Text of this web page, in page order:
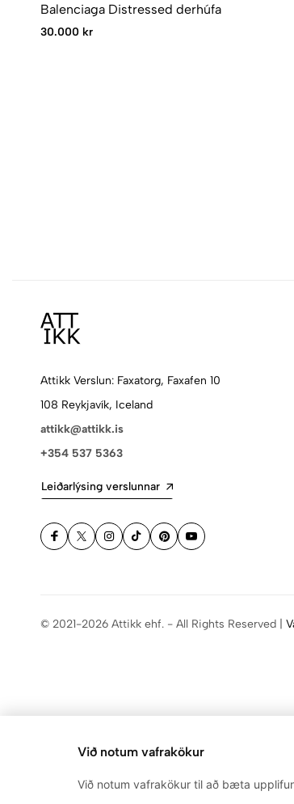
Við notum vafrakökur
Við notum vafrakökur til að bæta
Balenciaga Distressed derhúfa
30.000 kr
Attikk Verslun: Faxatorg, Faxafen 10
108 Reykjavík, Iceland
attikk@attikk.is
+354 537 5363
Leiðarlýsing verslunnar
© 2021-2026 Attikk ehf. - All Rights Reserved |